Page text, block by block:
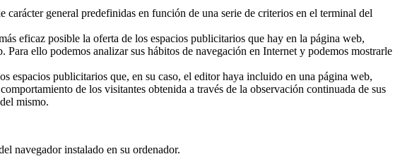
general predefinidas en función de una serie de criterios en el terminal del
eficaz posible la oferta de los espacios publicitarios que hay en la página web,
ello podemos analizar sus hábitos de navegación en Internet y podemos mostrarle
espacios publicitarios que, en su caso, el editor haya incluido en una página web,
de los visitantes obtenida a través de la observación continuada de sus
mismo.
navegador instalado en su ordenador.